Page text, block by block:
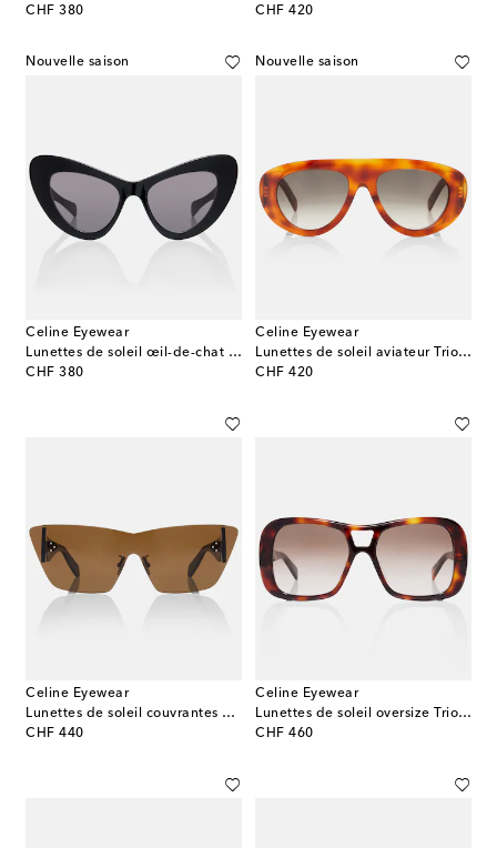
CHF 380
original price
CHF 420
original price
Nouvelle saison
Celine Eyewear
Lunettes de soleil œil-de-chat Triomphe Mini
CHF 380
original price
Nouvelle saison
Celine Eyewear
Lunettes de soleil aviateur Triomphe Stamp
CHF 420
original price
Celine Eyewear
Lunettes de soleil couvrantes Celine Défilé
CHF 440
original price
Celine Eyewear
Lunettes de soleil oversize Triomphe 18
CHF 460
original price